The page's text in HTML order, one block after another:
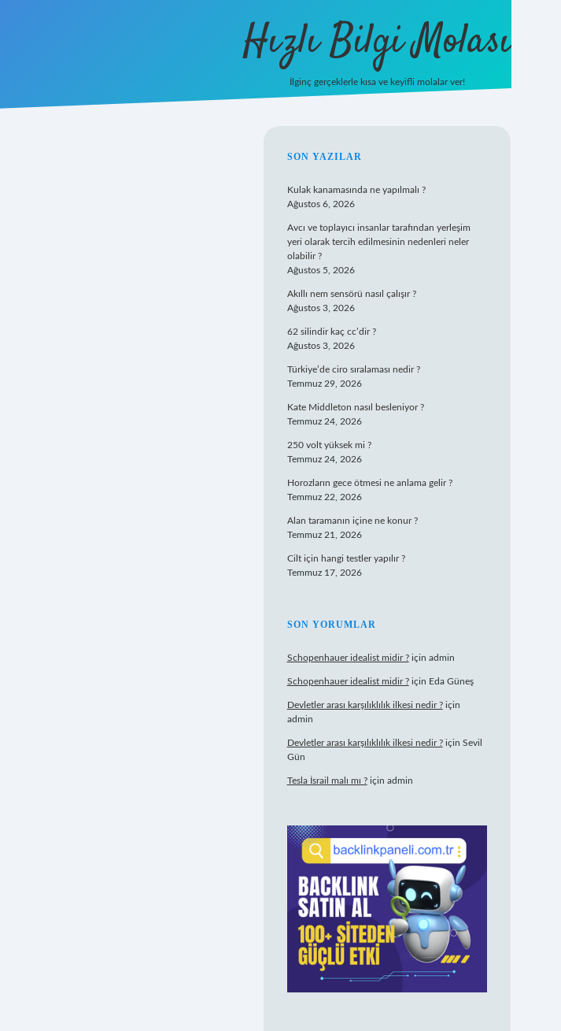
Hızlı Bilgi Molası
İlginç gerçeklerle kısa ve keyifli molalar ver!
SIDEBAR
SON YAZILAR
Kulak kanamasında ne yapılmalı ?
Ağustos 6, 2026
Avcı ve toplayıcı insanlar tarafından yerleşim
yeri olarak tercih edilmesinin nedenleri neler
olabilir ?
Ağustos 5, 2026
Akıllı nem sensörü nasıl çalışır ?
Ağustos 3, 2026
62 silindir kaç cc’dir ?
Ağustos 3, 2026
Türkiye’de ciro sıralaması nedir ?
Temmuz 29, 2026
Kate Middleton nasıl besleniyor ?
Temmuz 24, 2026
250 volt yüksek mi ?
Temmuz 24, 2026
Horozların gece ötmesi ne anlama gelir ?
Temmuz 22, 2026
Alan taramanın içine ne konur ?
Temmuz 21, 2026
Cilt için hangi testler yapılır ?
Temmuz 17, 2026
SON YORUMLAR
Schopenhauer idealist midir ?için admin
Schopenhauer idealist midir ?için Eda Güneş
Devletler arası karşılıklılık ilkesi nedir ?için
admin
Devletler arası karşılıklılık ilkesi nedir ?için Sevil
Gün
Tesla İsrail malı mı ?için admin